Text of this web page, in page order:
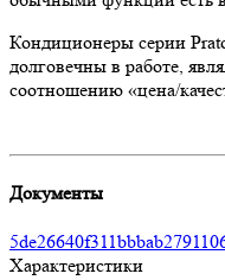
Кондиционеры серии
долговечны в работе,
соотношению «цена/
Документы
Характеристики